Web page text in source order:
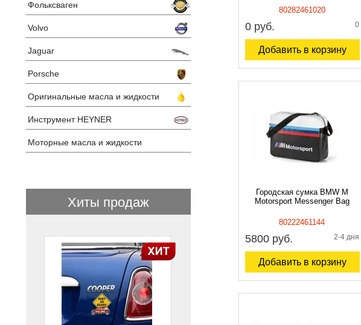
Фольксваген
Volvo
Jaguar
Porsche
Оригинальные масла и жидкости
Инструмент HEYNER
Моторные масла и жидкости
Хиты продаж
1
80282461020
0 руб. 0
Добавить в корзину
Городская сумка BMW M
Motorsport Messenger Bag
80222461144
5800 руб. 2-4 дня
Добавить в корзину